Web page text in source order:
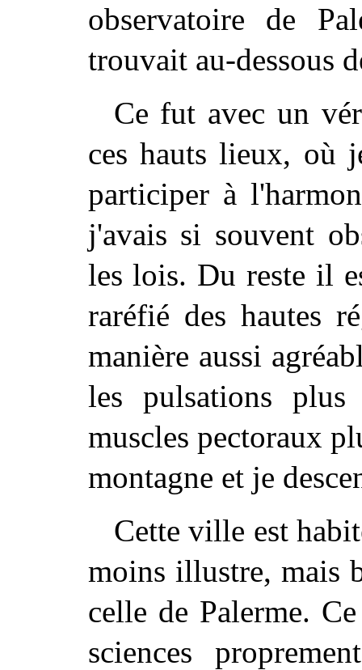
observatoire de
trouvait au-dessous
Ce fut avec un
ces hauts lieux, où
participer à
j'avais si souvent
les lois. Du reste il
raréfié des hautes
manière aussi
les pulsations
muscles pectoraux
montagne et je
Cette ville est
moins illustre, mais
celle de Palerme.
sciences proprement